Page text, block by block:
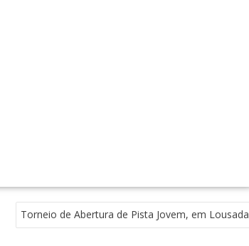
Torneio de Abertura de Pista Jovem, em Lousada